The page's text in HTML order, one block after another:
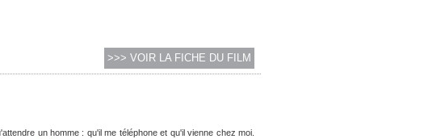
>>> VOIR LA FICHE DU FILM
un homme : qu'il me téléphone et qu'il vienne chez moi.